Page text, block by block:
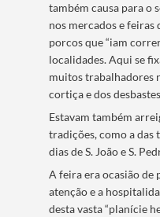
também causa para o
nos mercados e feiras
porcos que “iam
localidades. Aqui se
muitos trabalhadores
cortiça e dos
Estavam também
tradições, como a das
dias de S. João e S.
A feira era ocasião de
atenção e a
desta vasta “planície